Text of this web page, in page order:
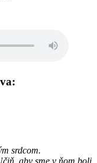
srdcom.